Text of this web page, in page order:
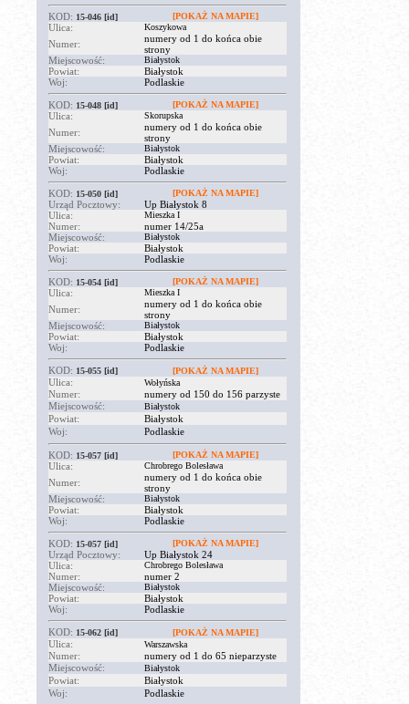
KOD: 15-046 [id] [POKAŻ NA MAPIE]
Ulica: Koszykowa
Numer:
numery od 1 do końca obie
strony
Miejscowość:
Białystok
Powiat:
Białystok
Woj:
Podlaskie
KOD: 15-048 [id] [POKAŻ NA MAPIE]
Ulica: Skorupska
Numer:
numery od 1 do końca obie
strony
Miejscowość:
Białystok
Powiat:
Białystok
Woj:
Podlaskie
KOD: 15-050 [id] [POKAŻ NA MAPIE]
Urząd Pocztowy:
Up Białystok 8
Ulica:
Mieszka I
Numer:
numer 14/25a
Miejscowość:
Białystok
Powiat:
Białystok
Woj:
Podlaskie
KOD: 15-054 [id] [POKAŻ NA MAPIE]
Ulica: Mieszka I
Numer:
numery od 1 do końca obie
strony
Miejscowość:
Białystok
Powiat:
Białystok
Woj:
Podlaskie
KOD: 15-055 [id] [POKAŻ NA MAPIE]
Ulica: Wołyńska
Numer:
numery od 150 do 156 parzyste
Miejscowość:
Białystok
Powiat:
Białystok
Woj:
Podlaskie
KOD: 15-057 [id] [POKAŻ NA MAPIE]
Ulica: Chrobrego Bolesława
Numer:
numery od 1 do końca obie
strony
Miejscowość:
Białystok
Powiat:
Białystok
Woj:
Podlaskie
KOD: 15-057 [id] [POKAŻ NA MAPIE]
Urząd Pocztowy:
Up Białystok 24
Ulica:
Chrobrego Bolesława
Numer:
numer 2
Miejscowość:
Białystok
Powiat:
Białystok
Woj:
Podlaskie
KOD: 15-062 [id] [POKAŻ NA MAPIE]
Ulica: Warszawska
Numer:
numery od 1 do 65 nieparzyste
Miejscowość:
Białystok
Powiat:
Białystok
Woj:
Podlaskie